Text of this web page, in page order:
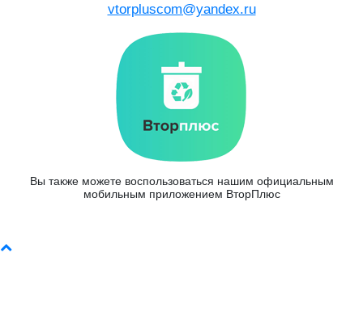
vtorpluscom@yandex.ru
Вы также можете воспользоваться нашим официальным
мобильным приложением ВторПлюс